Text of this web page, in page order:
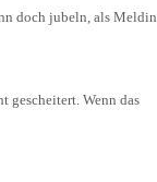
doch jubeln, als Meldin
gescheitert. Wenn das